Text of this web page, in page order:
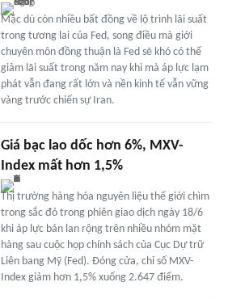
Mặc dù còn nhiều bất đồng về lộ trình lãi suất
trong tương lai của Fed, song điều mà giới
chuyên môn đồng thuận là Fed sẽ khó có thể
giảm lãi suất trong năm nay khi mà áp lực lạm
phát vẫn đang rất lớn và nền kinh tế vẫn vững
vàng trước chiến sự Iran.
Giá bạc lao dốc hơn 6%, MXV-
Index mất hơn 1,5%
Thị trường hàng hóa nguyên liệu thế giới chìm
trong sắc đỏ trong phiên giao dịch ngày 18/6
khi áp lực bán lan rộng trên nhiều nhóm mặt
hàng sau cuộc họp chính sách của Cục Dự trữ
Liên bang Mỹ (Fed). Đóng cửa, chỉ số MXV-
Index giảm hơn 1,5% xuống 2.647 điểm.